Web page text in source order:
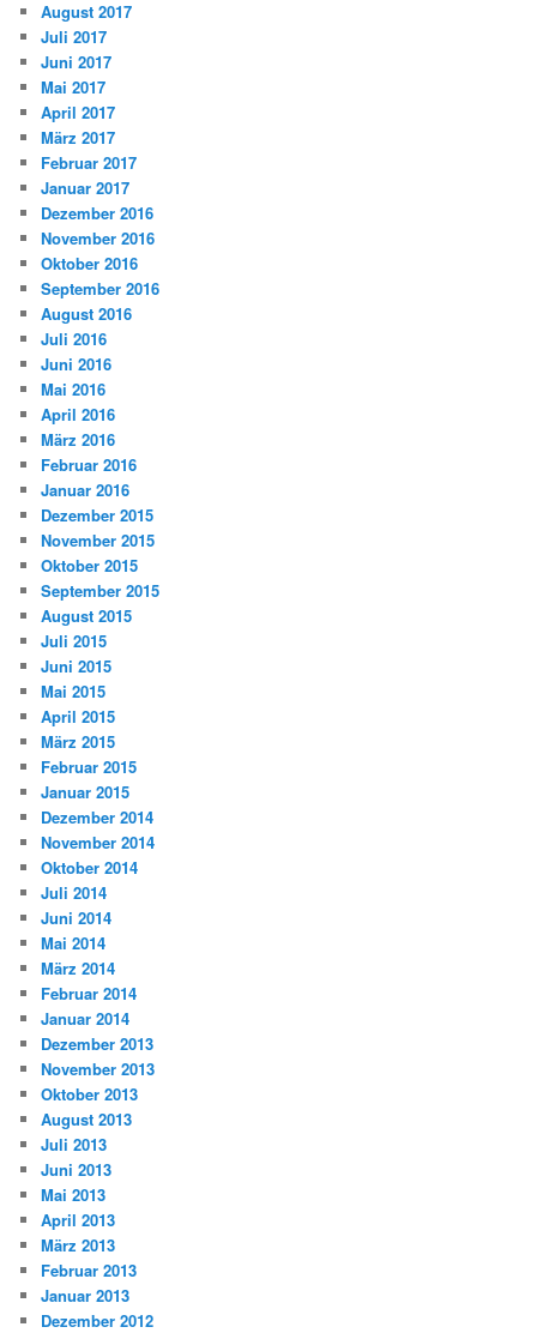
August 2017
Juli 2017
Juni 2017
Mai 2017
April 2017
März 2017
Februar 2017
Januar 2017
Dezember 2016
November 2016
Oktober 2016
September 2016
August 2016
Juli 2016
Juni 2016
Mai 2016
April 2016
März 2016
Februar 2016
Januar 2016
Dezember 2015
November 2015
Oktober 2015
September 2015
August 2015
Juli 2015
Juni 2015
Mai 2015
April 2015
März 2015
Februar 2015
Januar 2015
Dezember 2014
November 2014
Oktober 2014
Juli 2014
Juni 2014
Mai 2014
März 2014
Februar 2014
Januar 2014
Dezember 2013
November 2013
Oktober 2013
August 2013
Juli 2013
Juni 2013
Mai 2013
April 2013
März 2013
Februar 2013
Januar 2013
Dezember 2012